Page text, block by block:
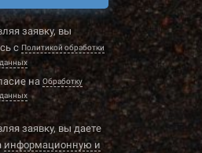
заявку, вы
с Политикой обработки
на Обработку
заявку, вы даете
информационную и